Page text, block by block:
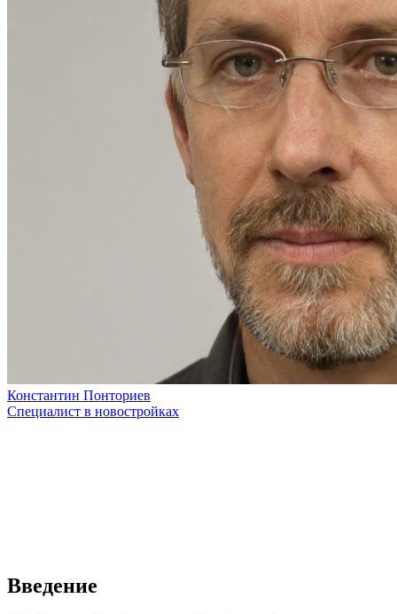
Константин Понториев
Специалист в новостройках
Введение